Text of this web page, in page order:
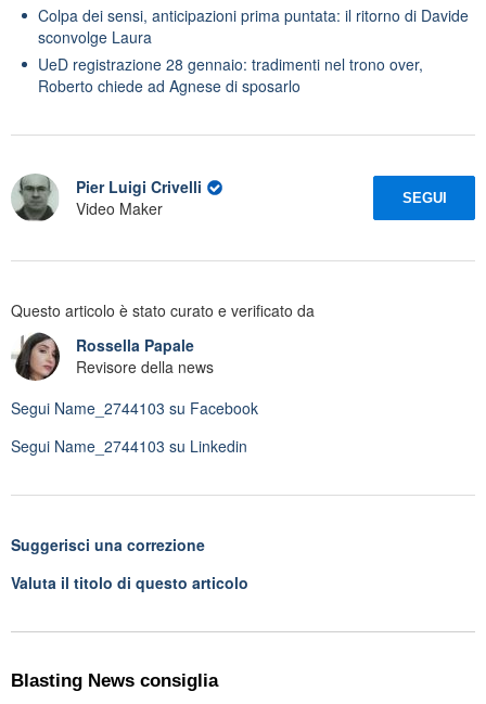
Colpa dei sensi, anticipazioni prima puntata: il ritorno di Davide
sconvolge Laura
UeD registrazione 28 gennaio: tradimenti nel trono over,
Roberto chiede ad Agnese di sposarlo
Pier Luigi Crivelli
Video Maker
SEGUI
Questo articolo è stato curato e verificato da
Rossella Papale
Revisore della news
Segui Name_2744103 su Facebook
Segui Name_2744103 su Linkedin
Suggerisci una correzione
Valuta il titolo di questo articolo
Blasting News consiglia